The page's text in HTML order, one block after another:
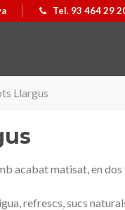
Tel. 93 464 29
Llargus
acabat matisat, en
refrescs, sucs